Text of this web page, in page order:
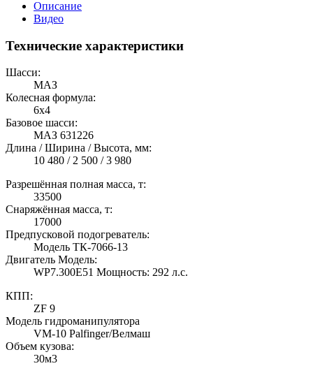
Описание
Видео
Технические характеристики
Шасси:
МАЗ
Колесная формула:
6х4
Базовое шасси:
МАЗ 631226
Длина / Ширина / Высота, мм:
10 480 / 2 500 / 3 980
Разрешённая полная масса, т:
33500
Снаряжённая масса, т:
17000
Предпусковой подогреватель:
Модель ТК-7066-13
Двигатель Модель:
WP7.300E51 Мощность: 292 л.с.
КПП:
ZF 9
Модель гидроманипулятора
VM-10 Palfinger/Велмаш
Объем кузова:
30м3